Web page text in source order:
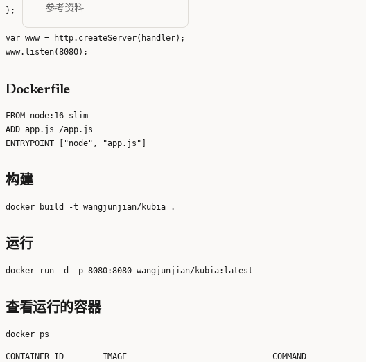
参考资料
};
var www = http.createServer(handler);
Dockerfile
FROM node:16-slim
ADD app.js /app.js
构建
运行
查看运行的容器
CONTAINER ID        IMAGE                              COMMAND